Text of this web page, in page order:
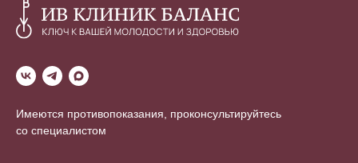
Имеются противопоказания, проконсультируйтесь
со специалистом